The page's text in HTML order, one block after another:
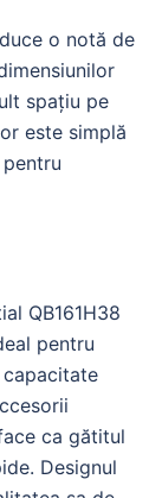
o notă de
spațiu pe
este simplă
QB161H38
pentru
ca gătitul
Designul